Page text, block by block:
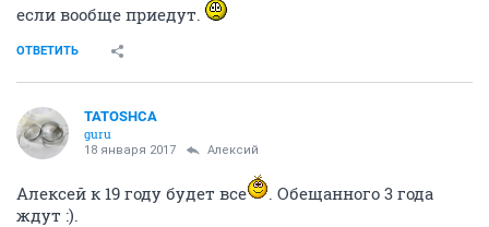
если вообще приедут.
ОТВЕТИТЬ
TATOSHCA
guru
18 января 2017 Алексий
Алексей к 19 году будет все
. Обещанного 3 года
ждут :).